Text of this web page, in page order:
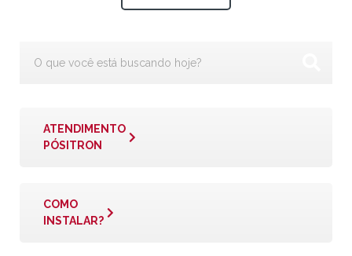
ATENDIMENTO
PÓSITRON
COMO
INSTALAR?